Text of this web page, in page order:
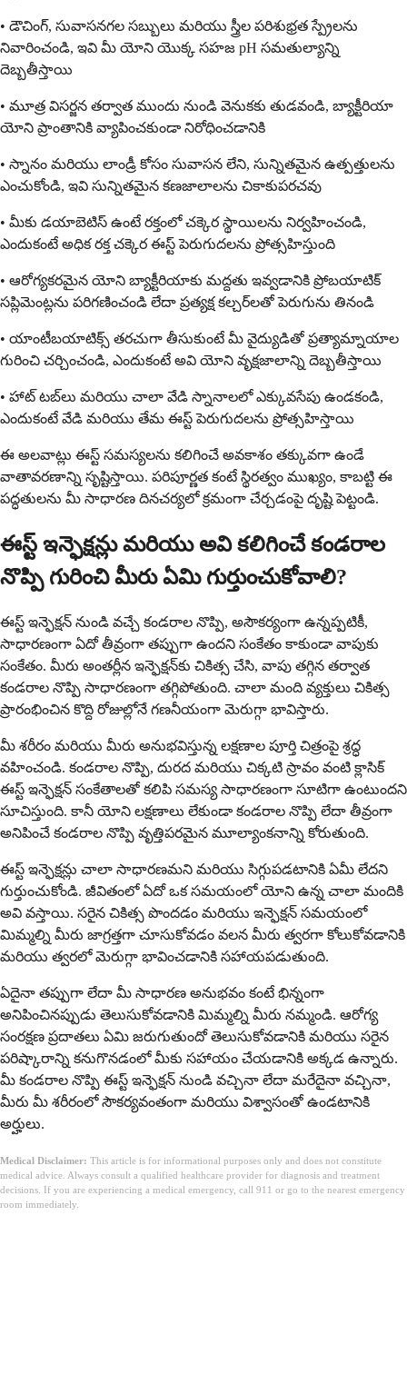
• డౌచింగ్, సువాసనగల సబ్బులు మరియు స్త్రీల పరిశుభ్రత స్ప్రేలను
నివారించండి, ఇవి మీ యోని యొక్క సహజ pH సమతుల్యాన్ని
దెబ్బతీస్తాయి
• మూత్ర విసర్జన తర్వాత ముందు నుండి వెనుకకు తుడవండి, బ్యాక్టీరియా
యోని ప్రాంతానికి వ్యాపించకుండా నిరోధించడానికి
• స్నానం మరియు లాండ్రీ కోసం సువాసన లేని, సున్నితమైన ఉత్పత్తులను
ఎంచుకోండి, ఇవి సున్నితమైన కణజాలాలను చికాకుపరచవు
• మీకు డయాబెటిస్ ఉంటే రక్తంలో చక్కెర స్థాయిలను నిర్వహించండి,
ఎందుకంటే అధిక రక్త చక్కెర ఈస్ట్ పెరుగుదలను ప్రోత్సహిస్తుంది
• ఆరోగ్యకరమైన యోని బ్యాక్టీరియాకు మద్దతు ఇవ్వడానికి ప్రోబయాటిక్
సప్లిమెంట్లను పరిగణించండి లేదా ప్రత్యక్ష కల్చర్‌లతో పెరుగును తినండి
• యాంటీబయాటిక్స్ తరచుగా తీసుకుంటే మీ వైద్యుడితో ప్రత్యామ్నాయాల
గురించి చర్చించండి, ఎందుకంటే అవి యోని వృక్షజాలాన్ని దెబ్బతీస్తాయి
• హాట్ టబ్‌లు మరియు చాలా వేడి స్నానాలలో ఎక్కువసేపు ఉండకండి,
ఎందుకంటే వేడి మరియు తేమ ఈస్ట్ పెరుగుదలను ప్రోత్సహిస్తాయి
ఈ అలవాట్లు ఈస్ట్ సమస్యలను కలిగించే అవకాశం తక్కువగా ఉండే
వాతావరణాన్ని సృష్టిస్తాయి. పరిపూర్ణత కంటే స్థిరత్వం ముఖ్యం, ​​కాబట్టి ఈ
పద్ధతులను మీ సాధారణ దినచర్యలో క్రమంగా చేర్చడంపై దృష్టి పెట్టండి.
ఈస్ట్ ఇన్ఫెక్షన్లు మరియు అవి కలిగించే కండరాల
నొప్పి గురించి మీరు ఏమి గుర్తుంచుకోవాలి?
ఈస్ట్ ఇన్ఫెక్షన్ నుండి వచ్చే కండరాల నొప్పి, అసౌకర్యంగా ఉన్నప్పటికీ,
సాధారణంగా ఏదో తీవ్రంగా తప్పుగా ఉందని సంకేతం కాకుండా వాపుకు
సంకేతం. మీరు అంతర్లీన ఇన్ఫెక్షన్‌కు చికిత్స చేసి, వాపు తగ్గిన తర్వాత
కండరాల నొప్పి సాధారణంగా తగ్గిపోతుంది. చాలా మంది వ్యక్తులు చికిత్స
ప్రారంభించిన కొద్ది రోజుల్లోనే గణనీయంగా మెరుగ్గా భావిస్తారు.
మీ శరీరం మరియు మీరు అనుభవిస్తున్న లక్షణాల పూర్తి చిత్రంపై శ్రద్ధ
వహించండి. కండరాల నొప్పి, దురద మరియు చిక్కటి స్రావం వంటి క్లాసిక్
ఈస్ట్ ఇన్ఫెక్షన్ సంకేతాలతో కలిపి సమస్య సాధారణంగా సూటిగా ఉంటుందని
సూచిస్తుంది. కానీ యోని లక్షణాలు లేకుండా కండరాల నొప్పి లేదా తీవ్రంగా
అనిపించే కండరాల నొప్పి వృత్తిపరమైన మూల్యాంకనాన్ని కోరుతుంది.
ఈస్ట్ ఇన్ఫెక్షన్లు చాలా సాధారణమని మరియు సిగ్గుపడటానికి ఏమీ లేదని
గుర్తుంచుకోండి. జీవితంలో ఏదో ఒక సమయంలో యోని ఉన్న చాలా మందికి
అవి వస్తాయి. సరైన చికిత్స పొందడం మరియు ఇన్ఫెక్షన్ సమయంలో
మిమ్మల్ని మీరు జాగ్రత్తగా చూసుకోవడం వలన మీరు త్వరగా కోలుకోవడానికి
మరియు త్వరలో మెరుగ్గా భావించడానికి సహాయపడుతుంది.
ఏదైనా తప్పుగా లేదా మీ సాధారణ అనుభవం కంటే భిన్నంగా
అనిపించినప్పుడు తెలుసుకోవడానికి మిమ్మల్ని మీరు నమ్మండి. ఆరోగ్య
సంరక్షణ ప్రదాతలు ఏమి జరుగుతుందో తెలుసుకోవడానికి మరియు సరైన
పరిష్కారాన్ని కనుగొనడంలో మీకు సహాయం చేయడానికి అక్కడ ఉన్నారు.
మీ కండరాల నొప్పి ఈస్ట్ ఇన్ఫెక్షన్ నుండి వచ్చినా లేదా మరేదైనా వచ్చినా,
మీరు మీ శరీరంలో సౌకర్యవంతంగా మరియు విశ్వాసంతో ఉండటానికి
అర్హులు.
Medical Disclaimer: This article is for informational purposes only and does not constitute
medical advice. Always consult a qualified healthcare provider for diagnosis and treatment
decisions. If you are experiencing a medical emergency, call 911 or go to the nearest emergency
room immediately.